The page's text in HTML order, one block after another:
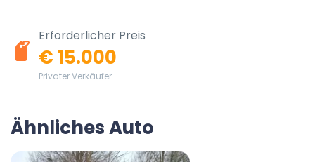
Erforderlicher Preis
€ 15.000
Privater Verkäufer
Ähnliches Auto